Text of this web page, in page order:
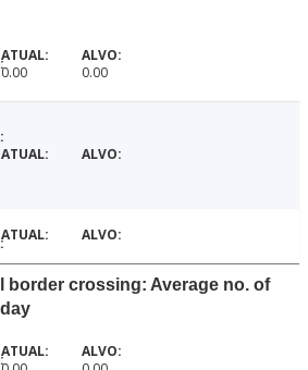
0.00 0.00
border crossing: Average no. of